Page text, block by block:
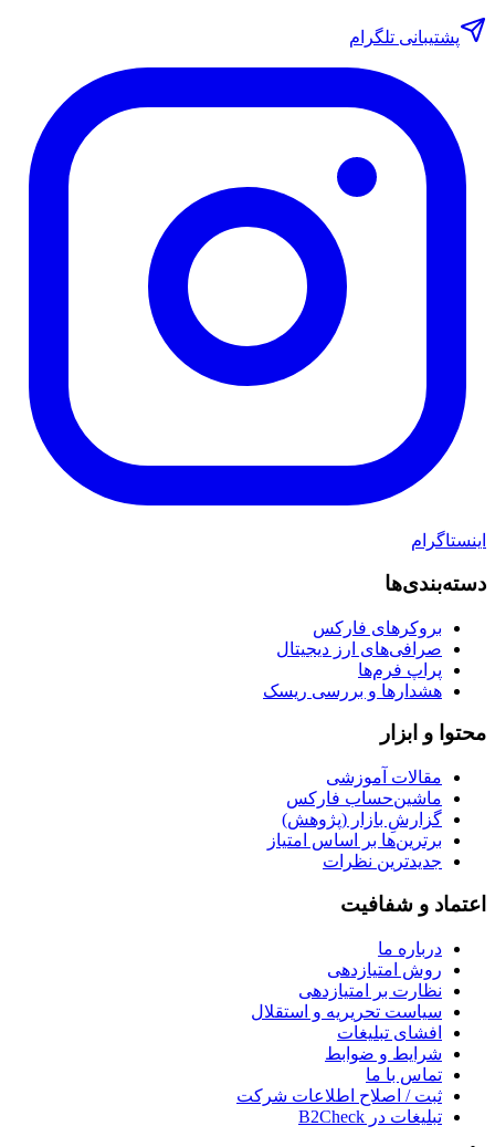
پشتیبانی تلگرام
اینستاگرام
دسته‌بندی‌ها
بروکرهای فارکس
صرافی‌های ارز دیجیتال
پراپ فرم‌ها
هشدارها و بررسی ریسک
محتوا و ابزار
مقالات آموزشی
ماشین‌حساب فارکس
گزارشِ بازار (پژوهش)
برترین‌ها بر اساس امتیاز
جدیدترین نظرات
اعتماد و شفافیت
درباره ما
روش امتیازدهی
نظارت بر امتیازدهی
سیاست تحریریه و استقلال
افشای تبلیغات
شرایط و ضوابط
تماس با ما
ثبت / اصلاح اطلاعات شرکت
تبلیغات در B2Check